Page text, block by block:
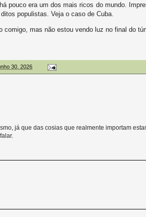
pouco era um dos mais ricos do mundo.
populistas. Veja o caso de Cuba.
mas não estou vendo luz no final do
30, 2026
já que das cosias que realmente importam